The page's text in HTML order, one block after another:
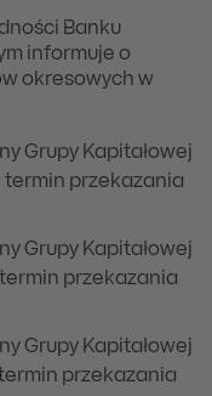
Banku
informuje o
okresowych w
Grupy Kapitałowej
- termin przekazania
Grupy Kapitałowej
termin przekazania
Grupy Kapitałowej
termin przekazania